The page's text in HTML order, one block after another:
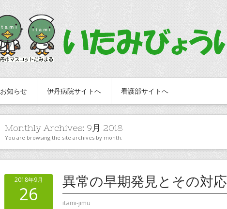
お知らせ 伊丹病院サイトへ 看護部サイトへ
Monthly Archives: 9月 2018
You are browsing the site archives by month.
2018年9月
26
異常の早期発見とその対応
itami-jimu